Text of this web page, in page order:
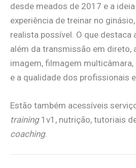
desde meados de 2017 e a
experiência de treinar no
realista possível. O que destaca
além da transmissão em direto,
imagem, filmagem
e a qualidade dos profissionais
Estão também acessíveis
training1v1, nutrição, tutoriais
coaching.